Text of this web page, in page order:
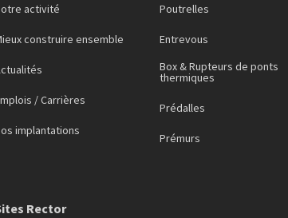
activité
construire ensemble
/ Carrières
implantations
Poutrelles
Entrevous
Box & Rupteurs de ponts
thermiques
Prédalles
Prémurs
Rector